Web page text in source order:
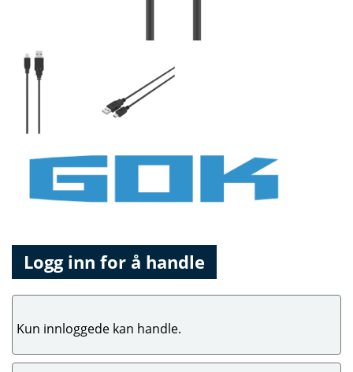
Logg inn for å handle
Kun innloggede kan handle.